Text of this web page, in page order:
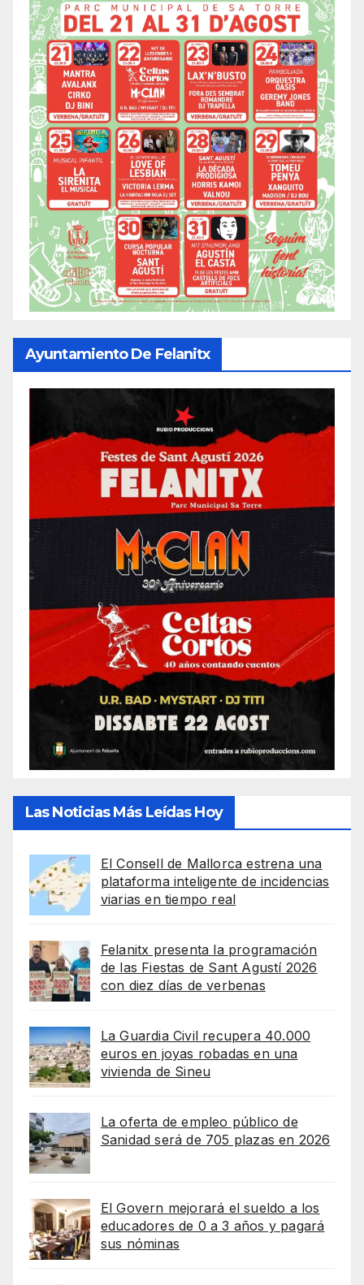
Ayuntamiento De Felanitx
Las Noticias Más Leídas Hoy
El Consell de Mallorca estrena una
plataforma inteligente de incidencias
viarias en tiempo real
Felanitx presenta la programación
de las Fiestas de Sant Agustí 2026
con diez días de verbenas
La Guardia Civil recupera 40.000
euros en joyas robadas en una
vivienda de Sineu
La oferta de empleo público de
Sanidad será de 705 plazas en 2026
El Govern mejorará el sueldo a los
educadores de 0 a 3 años y pagará
sus nóminas